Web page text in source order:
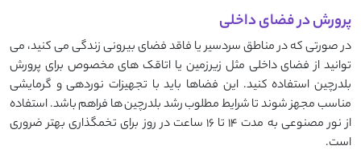
پرورش در فضای داخلی
در صورتی که در مناطق سردسیر یا فاقد فضای بیرونی زندگی می ‌کنید، می
‌توانید از فضای داخلی مثل زیرزمین یا اتاقک ‌های مخصوص برای پرورش
بلدرچین استفاده کنید. این فضاها باید با تجهیزات نوردهی و گرمایشی
مناسب مجهز شوند تا شرایط مطلوب رشد بلدرچین ‌ها فراهم باشد. استفاده
از نور مصنوعی به مدت 14 تا 16 ساعت در روز برای تخمگذاری بهتر ضروری
است.